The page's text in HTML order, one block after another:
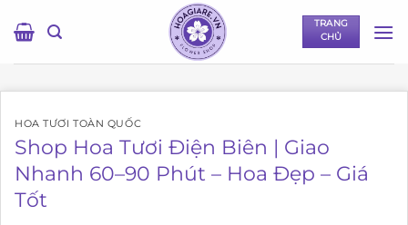
qua
TRANG
CHỦ
HOA TƯƠI TOÀN QUỐC
Shop Hoa Tươi Điện Biên | Giao
Nhanh 60–90 Phút – Hoa Đẹp – Giá
Tốt